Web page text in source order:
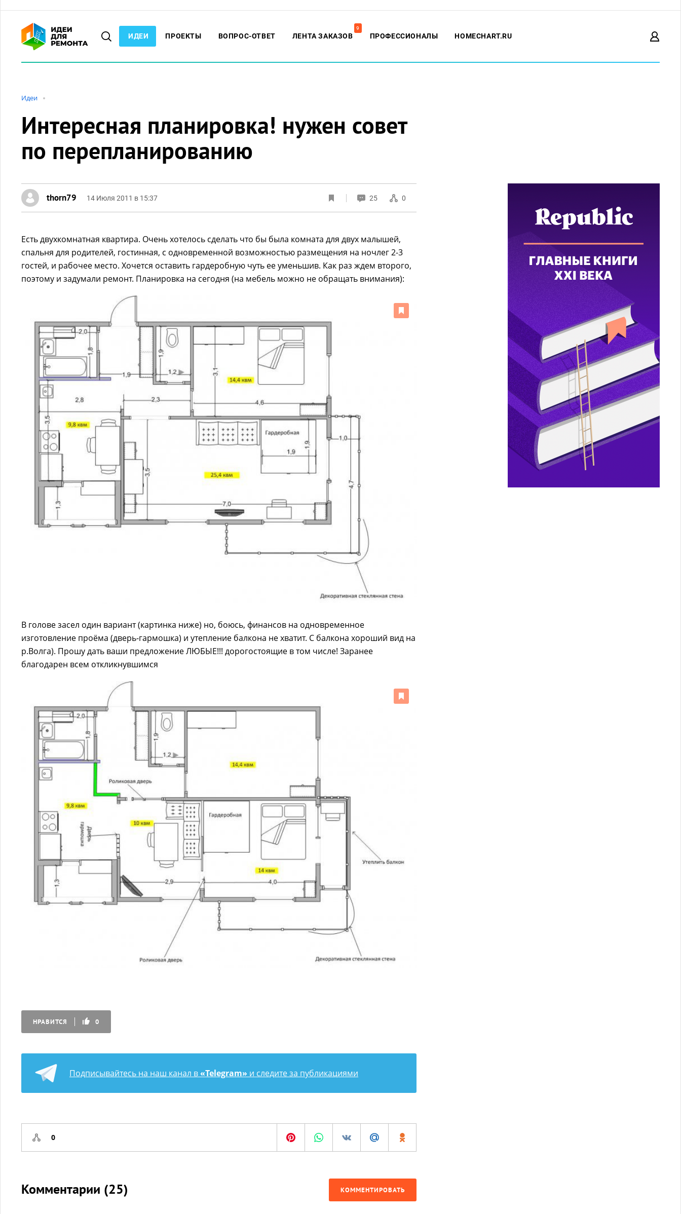
ИДЕИ ПРОЕКТЫ ВОПРОС-ОТВЕТ ЛЕНТА ЗАКАЗОВ
9
ПРОФЕССИОНАЛЫ HOMECHART.RU
Идеи
Интересная планировка! нужен совет
по перепланированию
thorn79 14 Июля 2011 в 15:37 25 0
Есть двухкомнатная квартира. Очень хотелось сделать что бы была комната для двух малышей,
спальня для родителей, гостинная, с одновременной возможностью размещения на ночлег 2-3
гостей, и рабочее место. Хочется оставить гардеробную чуть ее уменьшив. Как раз ждем второго,
поэтому и задумали ремонт. Планировка на сегодня (на мебель можно не обращать внимания):
В голове засел один вариант (картинка ниже) но, боюсь, финансов на одновременное
изготовление проёма (дверь-гармошка) и утепление балкона не хватит. С балкона хороший вид на
р.Волга). Прошу дать ваши предложение ЛЮБЫЕ!!! дорогостоящие в том числе! Заранее
благодарен всем откликнувшимся
НРАВИТСЯ 0
Подписывайтесь на наш канал в«Telegram» и следите за публикациями
0
Комментарии (25) КОММЕНТИРОВАТЬ